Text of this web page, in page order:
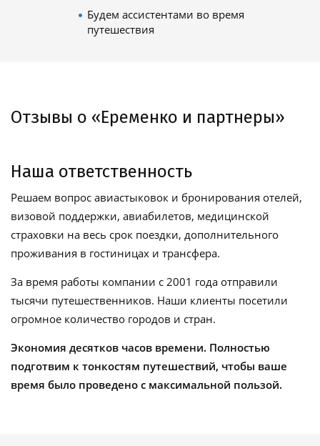
Будем ассистентами во время
путешествия
Отзывы о «Еременко и партнеры»
Наша ответственность
Решаем вопрос авиастыковок и бронирования отелей,
визовой поддержки, авиабилетов, медицинской
страховки на весь срок поездки, дополнительного
проживания в гостиницах и трансфера.
За время работы компании с 2001 года отправили
тысячи путешественников. Наши клиенты посетили
огромное количество городов и стран.
Экономия десятков часов времени. Полностью
подготвим к тонкостям путешествий, чтобы ваше
время было проведено с максимальной пользой.